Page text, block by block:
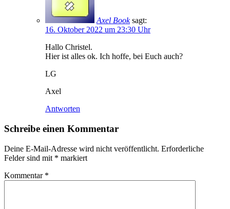
Axel Book sagt:
16. Oktober 2022 um 23:30 Uhr
Hallo Christel.
Hier ist alles ok. Ich hoffe, bei Euch auch?
LG
Axel
Antworten
Schreibe einen Kommentar
Deine E-Mail-Adresse wird nicht veröffentlicht. Erforderliche
Felder sind mit * markiert
Kommentar *